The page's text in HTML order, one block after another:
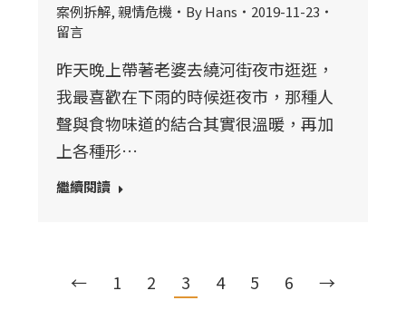
案例拆解,親情危機 ByHans
2019-11-23
留言
昨天晚上帶著老婆去繞河街夜市逛逛，
我最喜歡在下雨的時候逛夜市，那種人
聲與食物味道的結合其實很溫暖，再加
上各種形…
繼續閱讀
← 1 2 3 4 5 6 →